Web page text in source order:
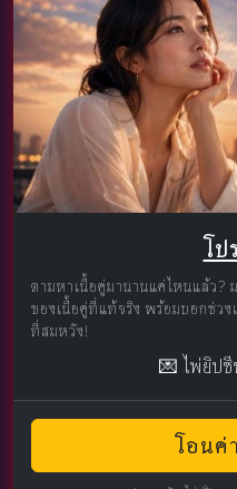
โป
ตามหาเนื้อคู่มานานแค่ไหนแล้ว?
ของเนื้อคู่ที่แท้จริง พร้อมบอกช่วง
ที่สมหวัง!
💌 ไพ่ยิป
โอนค่